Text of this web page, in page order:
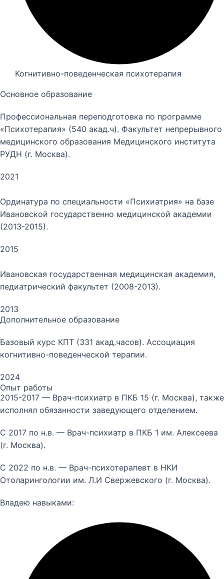
Когнитивно-поведенческая психотерапия
Основное образование
Профессиональная переподготовка по программе
«Психотерапия» (540 акад.ч). Факультет непрерывного
медицинского образования Медицинского института
РУДН (г. Москва).
2021
Ординатура по специальности «Психиатрия» на базе
Ивановской государственно медицинской академии
(2013-2015).
2015
Ивановская государственная медицинская академия,
педиатрический факультет (2008-2013).
2013
Дополнительное образование
Базовый курс КПТ (331 акад.часов). Ассоциация
когнитивно-поведенческой терапии.
2024
Опыт работы
2015-2017 — Врач-психиатр в ПКБ 15 (г. Москва), также
исполнял обязанности заведующего отделением.
С 2017 по н.в. — Врач-психиатр в ПКБ 1 им. Алексеева
(г. Москва).
С 2022 по н.в. — Врач-психотерапевт в НКИ
Отоларингологии им. Л.И Свержевского (г. Москва).
Владею навыками: